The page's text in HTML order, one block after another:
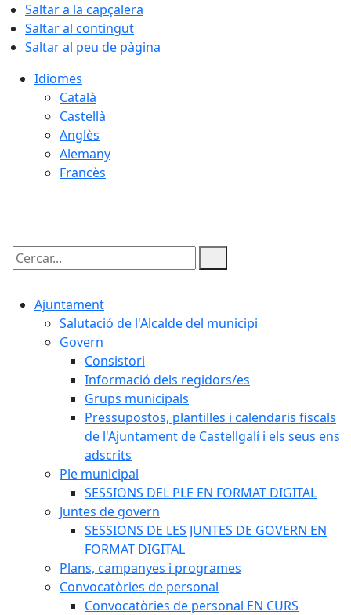
Saltar a la capçalera
Saltar al contingut
Saltar al peu de pàgina
Idiomes
Català
Castellà
Anglès
Alemany
Francès
Cercar:
Ajuntament
Salutació de l'Alcalde del municipi
Govern
Consistori
Informació dels regidors/es
Grups municipals
Pressupostos, plantilles i calendaris fiscals
de l'Ajuntament de Castellgalí i els seus ens
adscrits
Ple municipal
SESSIONS DEL PLE EN FORMAT DIGITAL
Juntes de govern
SESSIONS DE LES JUNTES DE GOVERN EN
FORMAT DIGITAL
Plans, campanyes i programes
Convocatòries de personal
Convocatòries de personal EN CURS